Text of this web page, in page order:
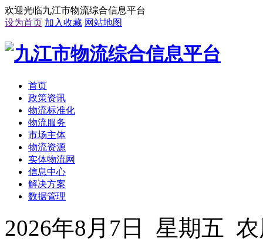
欢迎光临九江市物流综合信息平台
设为首页 加入收藏 网站地图
首页
政策资讯
物流标准化
物流服务
市场主体
物流资源
实体物流网
信息中心
解决方案
数据管理
2026年8月7日 星期五